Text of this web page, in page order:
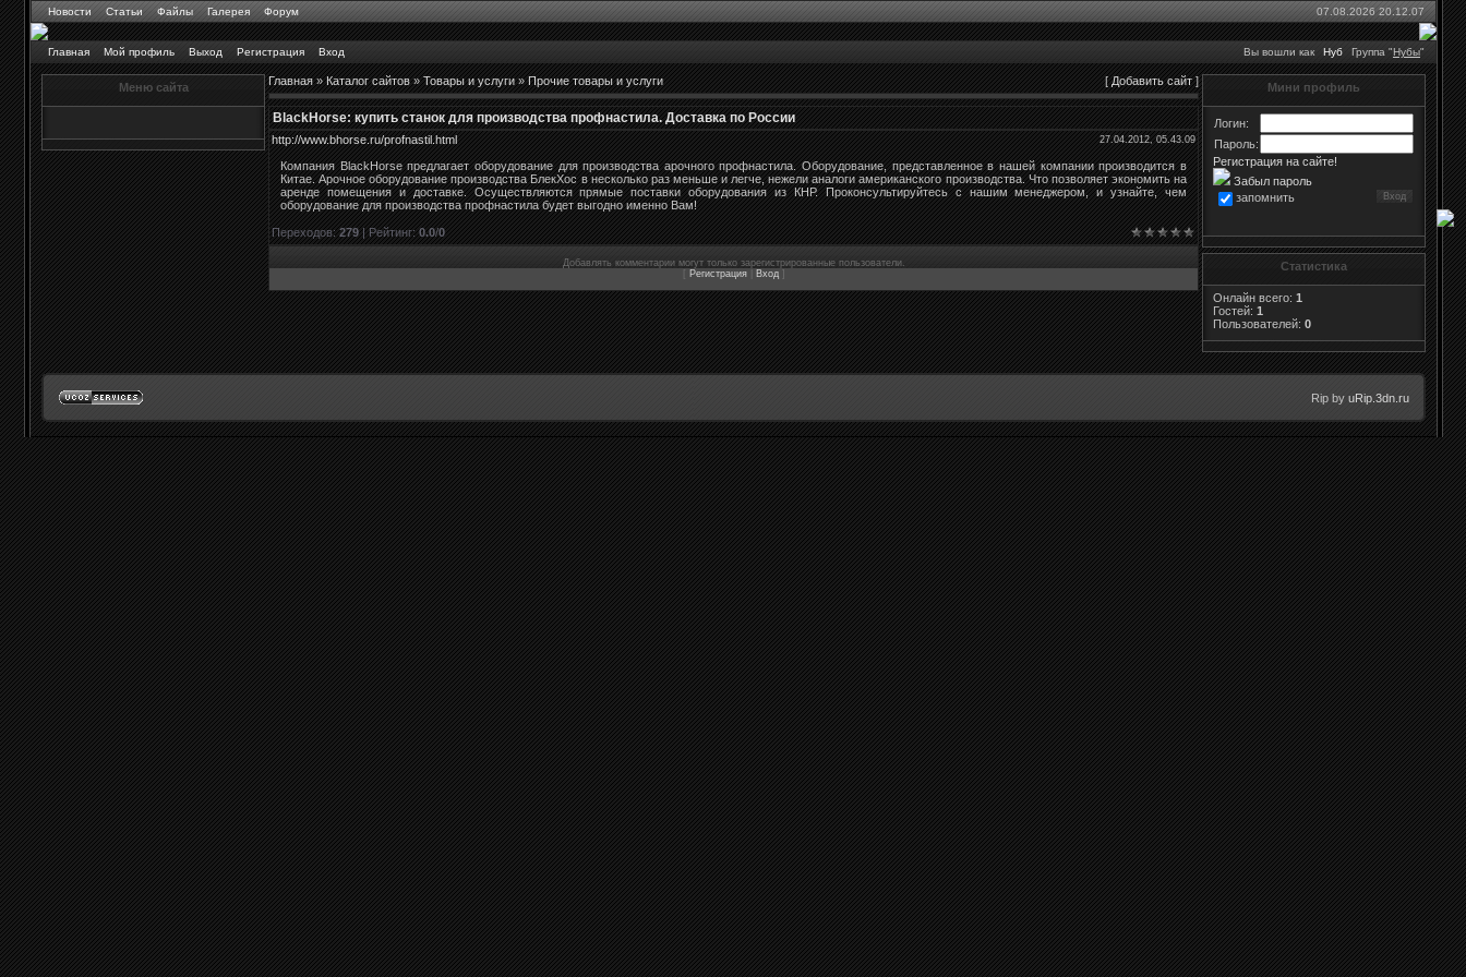
Новости Статьи Файлы Галерея Форум 07.08.2026 20.12.07
Главная Мой профиль Выход Регистрация Вход Вы вошли как Нуб Группа "Нубы"
Меню сайта Главная»Каталог сайтов»Товары и услуги»Прочие товары и услуги [Добавить сайт]
BlackHorse: купить станок для производства профнастила. Доставка по России
http://www.bhorse.ru/profnastil.html 27.04.2012, 05.43.09
Компания BlackHorse предлагает оборудование для производства арочного профнастила. Оборудование, представленное в нашей компании производится в
Китае. Арочное оборудование производства БлекХос в несколько раз меньше и легче, нежели аналоги американского производства. Что позволяет экономить на
аренде помещения и доставке. Осуществляются прямые поставки оборудования из КНР. Проконсультируйтесь с нашим менеджером, и узнайте, чем
оборудование для производства профнастила будет выгодно именно Вам!
Переходов:279|Рейтинг:0.0/0
Добавлять комментарии могут только зарегистрированные пользователи.
Регистрация| Вход]
Мини профиль
Логин:
Пароль:
Регистрация на сайте!
Забыл пароль
запомнить
Статистика
Онлайн всего: 1
Гостей: 1
Пользователей: 0
Rip by uRip.3dn.ru